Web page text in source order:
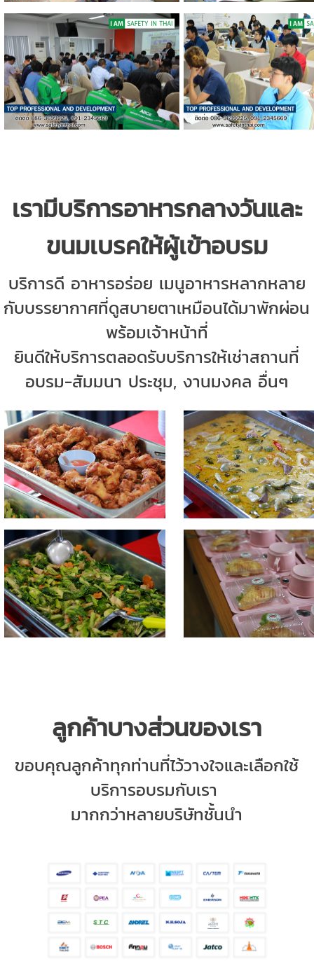
เรามีบริการอาหารกลางวันและ
ขนมเบรคให้ผู้เข้าอบรม
บริการดี อาหารอร่อย เมนูอาหารหลากหลาย
กับบรรยากาศที่ดูสบายตาเหมือนได้มาพักผ่อน
พร้อมเจ้าหน้าที่
ยินดีให้บริการตลอดรับบริการให้เช่าสถานที่
อบรม-สัมมนา ประชุม, งานมงคล อื่นๆ
ลูกค้าบางส่วนของเรา
ขอบคุณลูกค้าทุกท่านที่ไว้วางใจและเลือกใช้
บริการอบรมกับเรา
มากกว่าหลายบริษัทชั้นนำ